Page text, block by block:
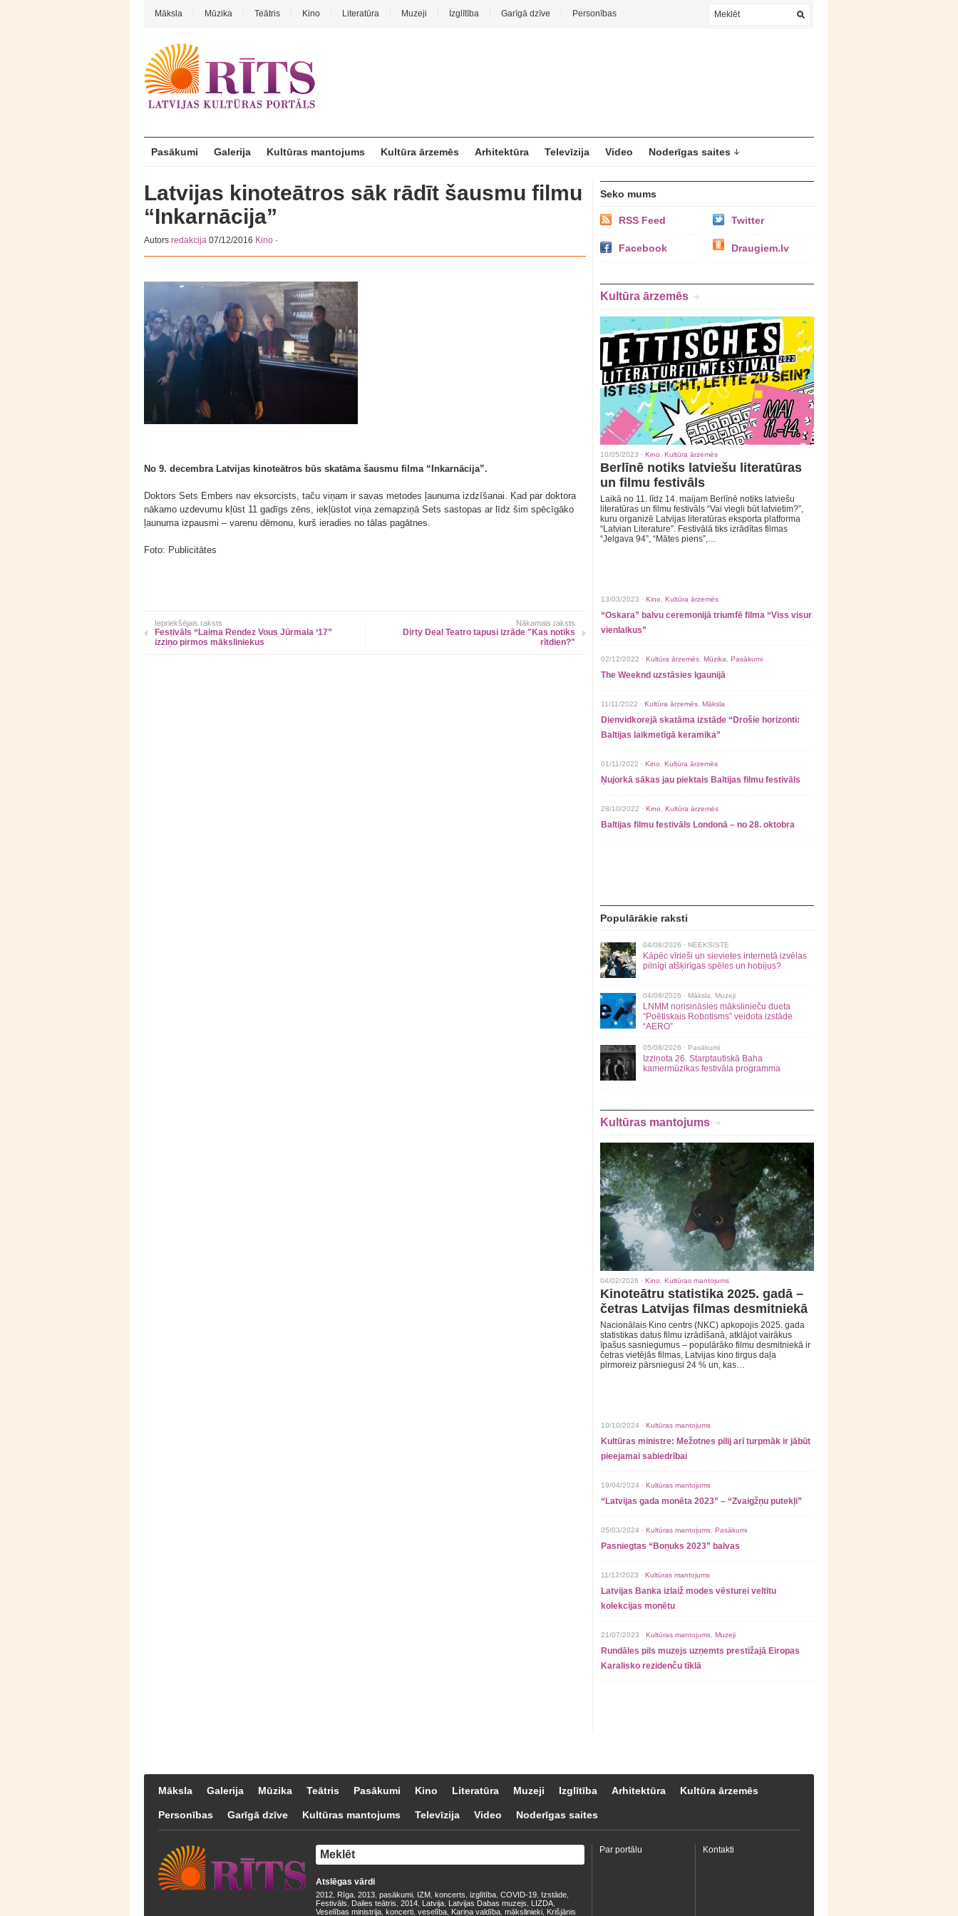
Māksla Mūzika Teātris Kino Literatūra Muzeji Izglītība Garīgā dzīve Personības
Pasākumi Galerija Kultūras mantojums Kultūra ārzemēs Arhitektūra Televīzija Video Noderīgas saites
Latvijas kinoteātros sāk rādīt šausmu filmu
“Inkarnācija”
Autors redakcija 07/12/2016 Kino ·
No 9. decembra Latvijas kinoteātros būs skatāma šausmu filma “Inkarnācija”.
Doktors Sets Embers nav eksorcists, taču viņam ir savas metodes ļaunuma izdzīšanai. Kad par doktora
nākamo uzdevumu kļūst 11 gadīgs zēns, iekļūstot viņa zemapziņā Sets sastopas ar līdz šim spēcīgāko
ļaunuma izpausmi – varenu dēmonu, kurš ieradies no tālas pagātnes.
Foto: Publicitātes
Iepriekšējais raksts
Festivāls “Laima Rendez Vous Jūrmala ‘17”
izziņo pirmos māksliniekus
Nākamais raksts
Dirty Deal Teatro tapusi izrāde "Kas notiks
rītdien?"
Seko mums
RSS Feed Twitter
Facebook Draugiem.lv
Kultūra ārzemēs
10/05/2023 · Kino Kultūra ārzemēs
Berlīnē notiks latviešu literatūras
un filmu festivāls
Laikā no 11. līdz 14. maijam Berlīnē notiks latviešu
literatūras un filmu festivāls “Vai viegli būt latvietim?”,
kuru organizē Latvijas literatūras eksporta platforma
“Latvian Literature”. Festivālā tiks izrādītas filmas
“Jelgava 94”, “Mātes piens”,…
13/03/2023 · Kino Kultūra ārzemēs
“Oskara” balvu ceremonijā triumfē filma “Viss visur
vienlaikus”
02/12/2022 · Kultūra ārzemēs Mūzika Pasākumi
The Weeknd uzstāsies Igaunijā
11/11/2022 · Kultūra ārzemēs Māksla
Dienvidkorejā skatāma izstāde “Drošie horizonti:
Baltijas laikmetīgā keramika”
01/11/2022 · Kino Kultūra ārzemēs
Ņujorkā sākas jau piektais Baltijas filmu festivāls
28/10/2022 · Kino Kultūra ārzemēs
Baltijas filmu festivāls Londonā – no 28. oktobra
Populārākie raksti
04/08/2026 · NEEKSISTE
Kāpēc vīrieši un sievietes internetā izvēlas
pilnīgi atšķirīgas spēles un hobijus?
04/08/2026 · Māksla Muzeji
LNMM norisināsies mākslinieču dueta
“Poētiskais Robotisms” veidota izstāde
“AERO”
05/08/2026 · Pasākumi
Izziņota 26. Starptautiskā Baha
kamermūzikas festivāla programma
Kultūras mantojums
04/02/2026 · Kino Kultūras mantojums
Kinoteātru statistika 2025. gadā –
četras Latvijas filmas desmitniekā
Nacionālais Kino centrs (NKC) apkopojis 2025. gada
statistikas datus filmu izrādīšanā, atklājot vairākus
īpašus sasniegumus – populārāko filmu desmitniekā ir
četras vietējās filmas, Latvijas kino tirgus daļa
pirmoreiz pārsniegusi 24 % un, kas…
10/10/2024 · Kultūras mantojums
Kultūras ministre: Mežotnes pilij arī turpmāk ir jābūt
pieejamai sabiedrībai
19/04/2024 · Kultūras mantojums
“Latvijas gada monēta 2023” – “Zvaigžņu putekļi”
05/03/2024 · Kultūras mantojums Pasākumi
Pasniegtas “Boņuks 2023” balvas
11/12/2023 · Kultūras mantojums
Latvijas Banka izlaiž modes vēsturei veltītu
kolekcijas monētu
21/07/2023 · Kultūras mantojums Muzeji
Rundāles pils muzejs uzņemts prestižajā Eiropas
Karalisko rezidenču tīklā
Māksla Galerija Mūzika Teātris Pasākumi Kino Literatūra Muzeji Izglītība Arhitektūra Kultūra ārzemēs
Personības Garīgā dzīve Kultūras mantojums Televīzija Video Noderīgas saites
Atslēgas vārdi
2012 Rīga 2013 pasākumi IZM koncerts izglītība COVID-19 Izstāde
Festivāls Dailes teātris 2014 Latvija Latvijas Dabas muzejs LIZDA
Veselības ministrija koncerti veselība Kariņa valdība mākslinieki Krišjānis
Par portālu Kontakti